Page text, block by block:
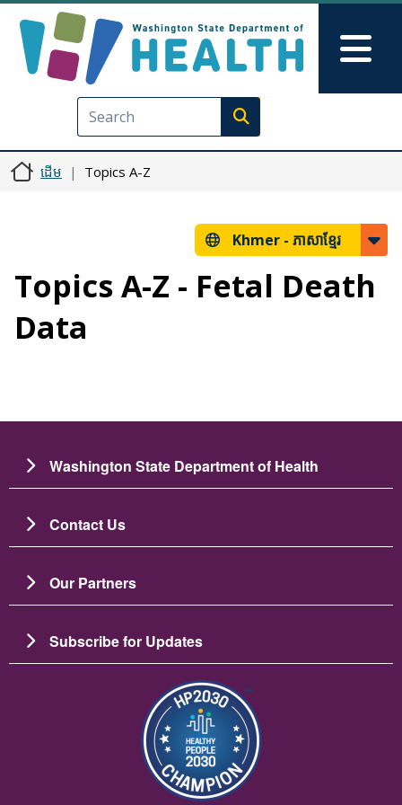
Execute search
ដើម Topics A-Z
Khmer - ភាសាខ្មែរ
Topics A-Z - Fetal Death
Data
Washington State Department of Health
Contact Us
Our Partners
Subscribe for Updates
រូប​ភាព